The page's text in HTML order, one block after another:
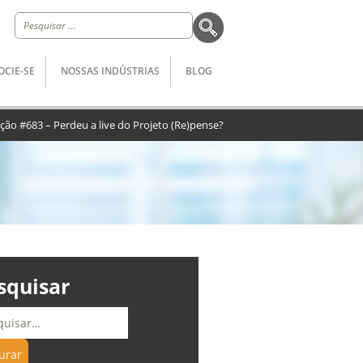
Pesquisar
por:
SE NOSSAS INDÚSTRIAS BLOG
#683 – Perdeu a live do Projeto (Re)pense?